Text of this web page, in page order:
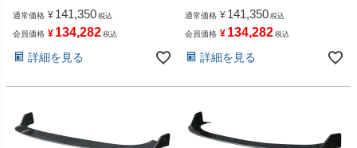
通常価格 ¥ 141,350 税込
会員価格 ¥ 134,282 税込
詳細を見る
通常価格 ¥ 141,350 税込
会員価格 ¥ 134,282 税込
詳細を見る